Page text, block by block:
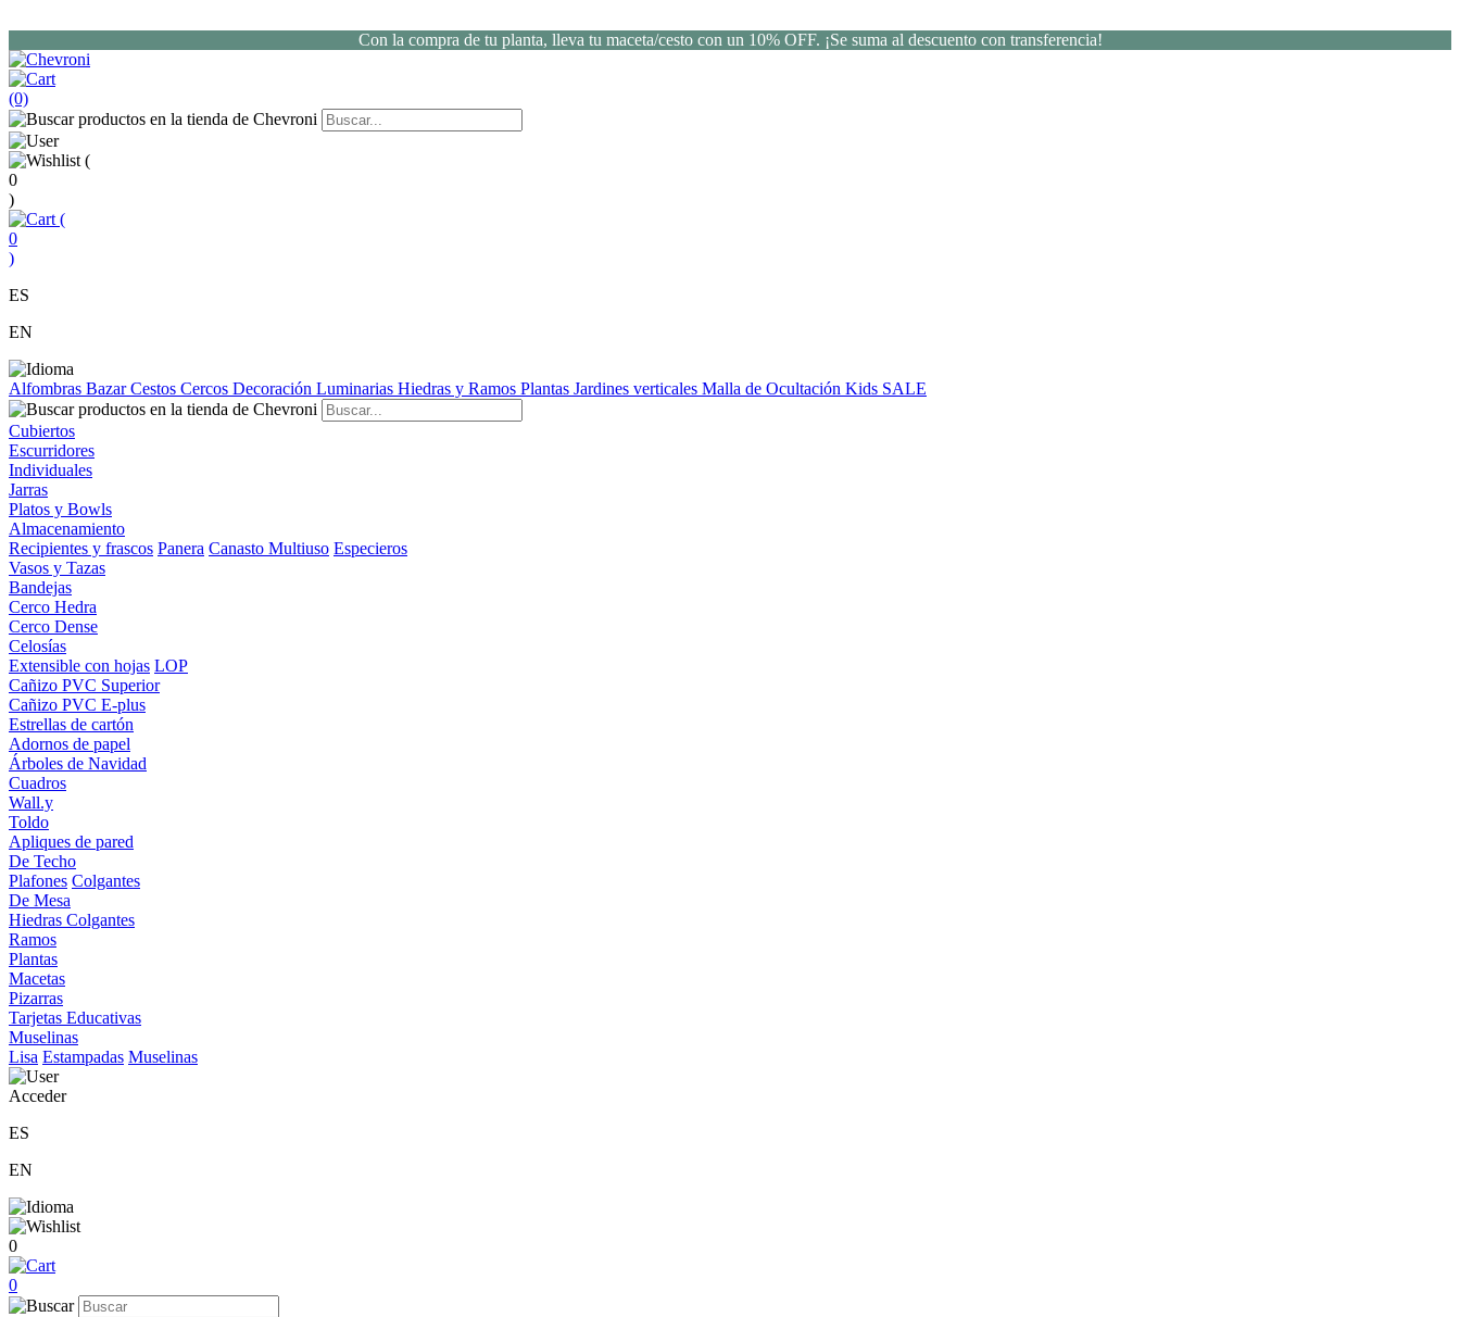
Con la compra de tu planta, lleva tu maceta/cesto con un 10% OFF. ¡Se suma al descuento con transferencia!
(0)
(
0
)
(
0
)
ES
EN
Alfombras BazarCestos Cercos Decoración Luminarias Hiedras y Ramos Plantas Jardines verticales Malla de Ocultación Kids SALE
Cubiertos
Escurridores
Individuales
Jarras
Platos y Bowls
Almacenamiento
Recipientes y frascos Panera Canasto Multiuso Especieros
Vasos y Tazas
Bandejas
Cerco Hedra
Cerco Dense
Celosías
Extensible con hojas LOP
Cañizo PVC Superior
Cañizo PVC E-plus
Estrellas de cartón
Adornos de papel
Árboles de Navidad
Cuadros
Wall.y
Toldo
Apliques de pared
De Techo
Plafones Colgantes
De Mesa
Hiedras Colgantes
Ramos
Plantas
Macetas
Pizarras
Tarjetas Educativas
Muselinas
Lisa Estampadas Muselinas
Acceder
ES
EN
0
0